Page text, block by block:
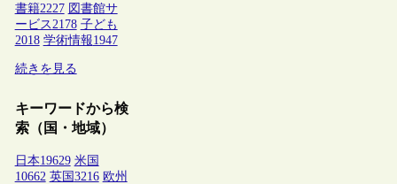
書籍2227 図書館サ
ービス 2178 子ども
2018 学術情報1947
続きを見る
キーワードから検
索（国・地域）
日本19629 米国
10662 英国3216 欧州